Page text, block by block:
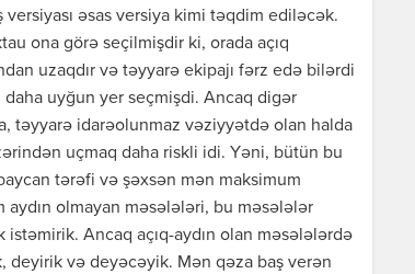
əsas versiya kimi təqdim ediləcək.
ona görə seçilmişdir ki, orada açıq
uzaqdır və təyyarə ekipajı fərz edə bilərdi
uyğun yer seçmişdi. Ancaq digər
təyyarə idarəolunmaz vəziyyətdə olan halda
uçmaq daha riskli idi. Yəni, bütün bu
tərəfi və şəxsən mən maksimum
aydın olmayan məsələləri, bu məsələlər
Ancaq açıq-aydın olan məsələlərdə
və deyəcəyik. Mən qəza baş verən